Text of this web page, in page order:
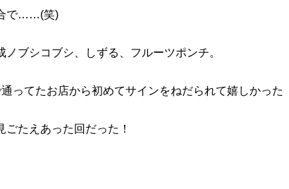
で……(笑)
ブシコブシ、しずる、フルーツポンチ。
ってたお店から初めてサインをねだられて嬉しかった
たえあった回だった！